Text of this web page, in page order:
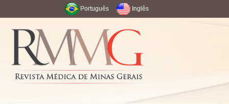
Português Inglês